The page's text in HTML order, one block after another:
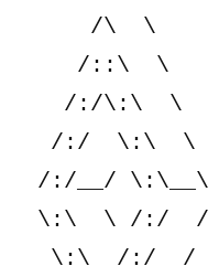
/\  \
/::\  \
/:/\:\  \
/:/  \:\  \
/:/__/ \:\__\
\:\  \ /:/  /
\:\  /:/  /